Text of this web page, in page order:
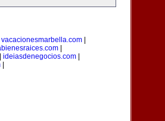
vacacionesmarbella.com|
|
ideiasdenegocios.com
|